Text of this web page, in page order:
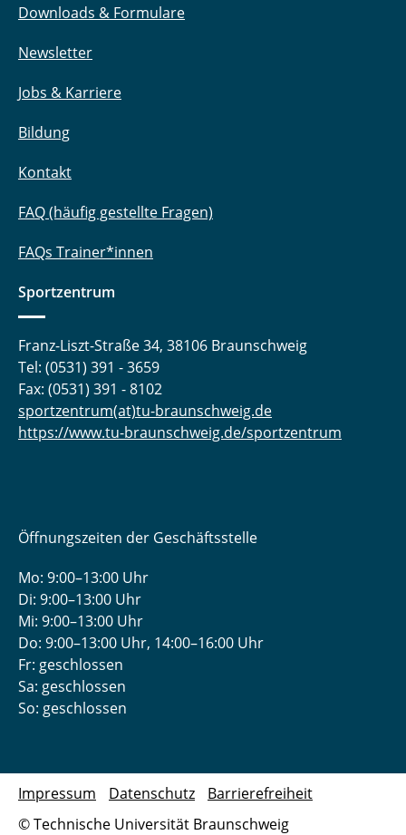
Downloads & Formulare
Newsletter
Jobs & Karriere
Bildung
Kontakt
FAQ (häufig gestellte Fragen)
FAQs Trainer*innen
Sportzentrum
Franz-Liszt-Straße 34, 38106 Braunschweig
Tel: (0531) 391 - 3659
Fax: (0531) 391 - 8102
sportzentrum(at)tu-braunschweig.de
https://www.tu-braunschweig.de/sportzentrum
Öffnungszeiten der Geschäftsstelle
Mo: 9:00–13:00 Uhr
Di: 9:00–13:00 Uhr
Mi: 9:00–13:00 Uhr
Do: 9:00­–13:00 Uhr, 14:00­–16:00 Uhr
Fr: geschlossen
Sa: geschlossen
So: geschlossen
© Technische Universität Braunschweig
Impressum Datenschutz Barrierefreiheit